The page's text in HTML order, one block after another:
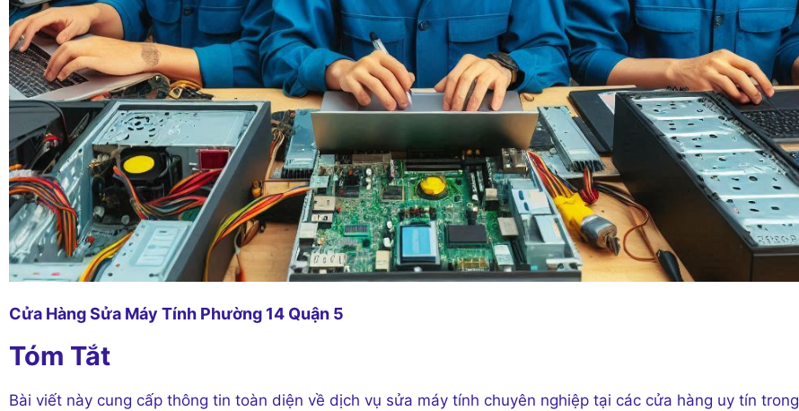
Cửa Hàng Sửa Máy Tính Phường 14 Quận 5
Tóm Tắt
Bài viết này cung cấp thông tin toàn diện về dịch vụ sửa máy tính chuyên nghiệp tại các cửa hàng uy tín trong